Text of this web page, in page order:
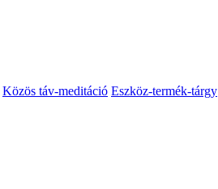
Közös táv-meditáció Eszköz-termék-tárgy